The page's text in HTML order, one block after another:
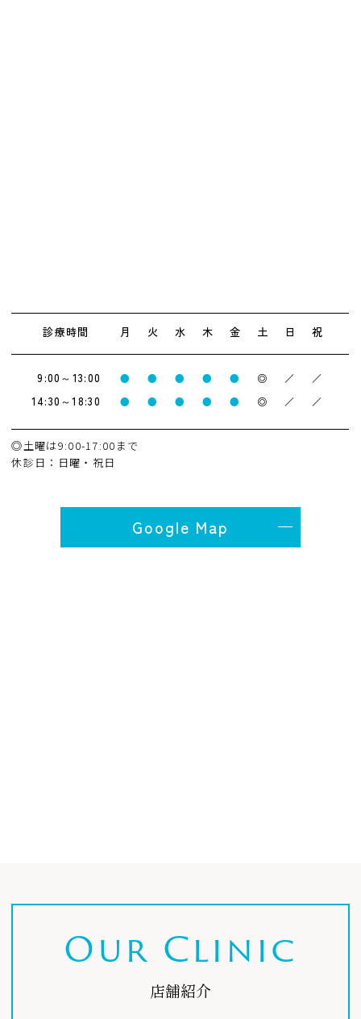
Google Map
診療時間 月 火 水 木 金 土 日 祝
9:00～13:00 ● ● ● ● ● ◎ ／ ／
14:30～18:30 ● ● ● ● ● ◎ ／ ／
◎土曜は9:00-17:00まで
休診日：日曜・祝日
Our Clinic
店舗紹介